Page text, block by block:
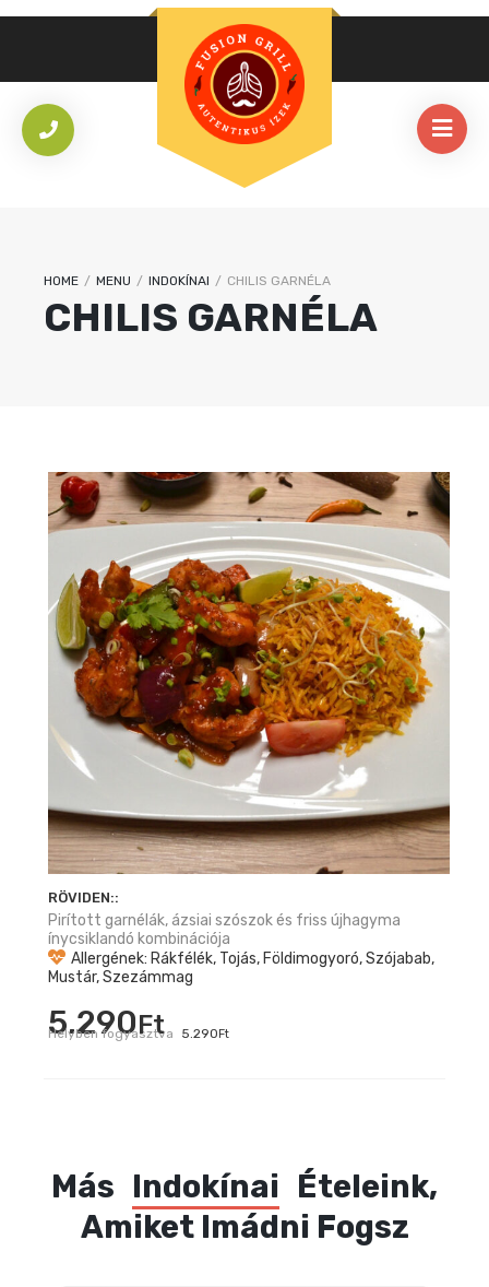
HOME / MENU / INDOKÍNAI / CHILIS GARNÉLA
CHILIS GARNÉLA
RÖVIDEN::
Pirított garnélák, ázsiai szószok és friss újhagyma
ínycsiklandó kombinációja
Allergének: Rákfélék, Tojás, Földimogyoró, Szójabab,
Mustár, Szezámmag
5.290Ft
Helyben fogyasztva 5.290Ft
Más Indokínai Ételeink,
Amiket Imádni Fogsz